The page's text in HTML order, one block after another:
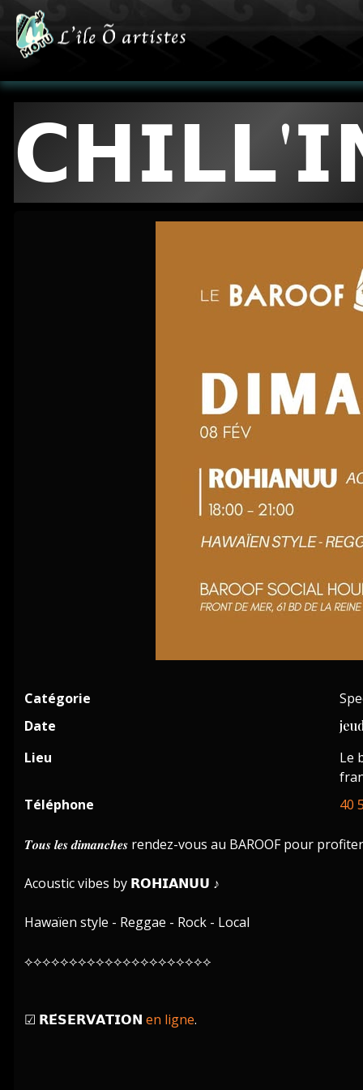
Catégorie
Date
Lieu
Le
Téléphone
40
𝑻𝒐𝒖𝒔 𝒍𝒆𝒔 𝒅𝒊𝒎𝒂𝒏𝒄𝒉𝒆𝒔 rendez-vous au BAROOF pour
Acoustic vibes by 𝗥𝗢𝗛𝗜𝗔𝗡𝗨𝗨 ♪
Hawaïen style - Reggae - Rock - Local
⟡⟡⟡⟡⟡⟡⟡⟡⟡⟡⟡⟡⟡⟡⟡⟡⟡⟡⟡⟡⟡
☑︎ 𝗥𝗘́𝗦𝗘𝗥𝗩𝗔𝗧𝗜𝗢𝗡 en ligne.